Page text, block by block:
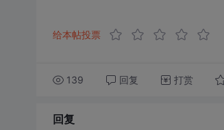
给本帖投票
139 回复 打赏
回复